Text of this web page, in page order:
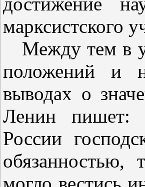
марксистского
Между тем в
положений и
выводах о
Ленин пишет:
России